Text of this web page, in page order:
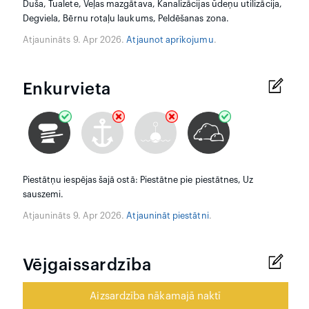
Duša, Tualete, Veļas mazgātava, Kanalizācijas ūdeņu utilizācija,
Degviela, Bērnu rotaļu laukums, Peldēšanas zona.
Atjaunināts 9. Apr 2026. Atjaunot aprīkojumu.
Enkurvieta
Piestātņu iespējas šajā ostā: Piestātne pie piestātnes, Uz
sauszemi.
Atjaunināts 9. Apr 2026. Atjaunināt piestātni.
Vējgaissardzība
Aizsardzība nākamajā naktī